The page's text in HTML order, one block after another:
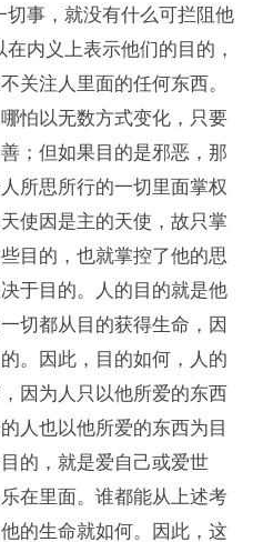
切事，就没有什么可拦阻他
内义上表示他们的目的，
关注人里面的任何东西。
怕以无数方式变化，只要
；但如果目的是邪恶，那
所思所行的一切里面掌权
使因是主的天使，故只掌
目的，也就掌控了他的思
于目的。人的目的就是他
切都从目的获得生命，因
。因此，目的如何，人的
因为人只以他所爱的东西
人也以他所爱的东西为目
的，就是爱自己或爱世
在里面。谁都能从上述考
的生命就如何。因此，这